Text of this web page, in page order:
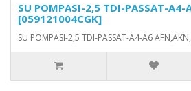
SU POMPASI-2,5 TDI-PASSAT-A4-
[059121004CGK]
SU POMPASI-2,5 TDI-PASSAT-A4-A6